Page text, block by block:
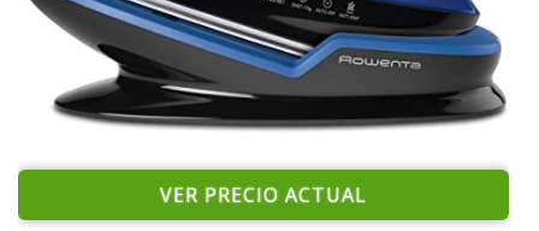
VER PRECIO ACTUAL